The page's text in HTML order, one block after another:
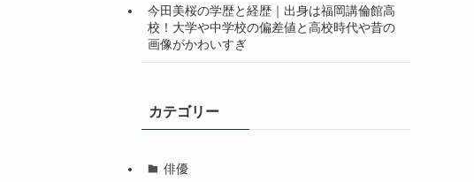
今田美桜の学歴と経歴｜出身は福岡講倫館高
校！大学や中学校の偏差値と高校時代や昔の
画像がかわいすぎ
カテゴリー
俳優